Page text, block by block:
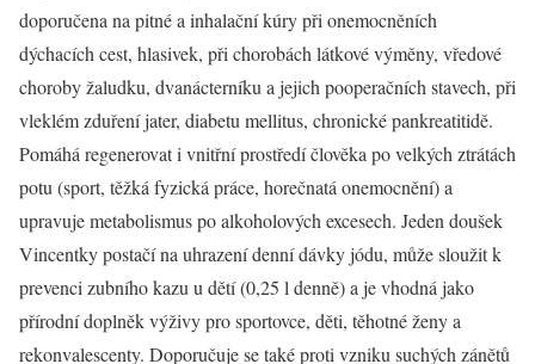
doporučena na pitné a inhalační kúry při onemocněních
dýchacích cest, hlasivek, při chorobách látkové výměny, vředové
choroby žaludku, dvanácterníku a jejich pooperačních stavech, při
vleklém zduření jater, diabetu mellitus, chronické pankreatitidě.
Pomáhá regenerovat i vnitřní prostředí člověka po velkých ztrátách
potu (sport, těžká fyzická práce, horečnatá onemocnění) a
upravuje metabolismus po alkoholových excesech. Jeden doušek
Vincentky postačí na uhrazení denní dávky jódu, může sloužit k
prevenci zubního kazu u dětí (0,25 l denně) a je vhodná jako
přírodní doplněk výživy pro sportovce, děti, těhotné ženy a
rekonvalescenty. Doporučuje se také proti vzniku suchých zánětů